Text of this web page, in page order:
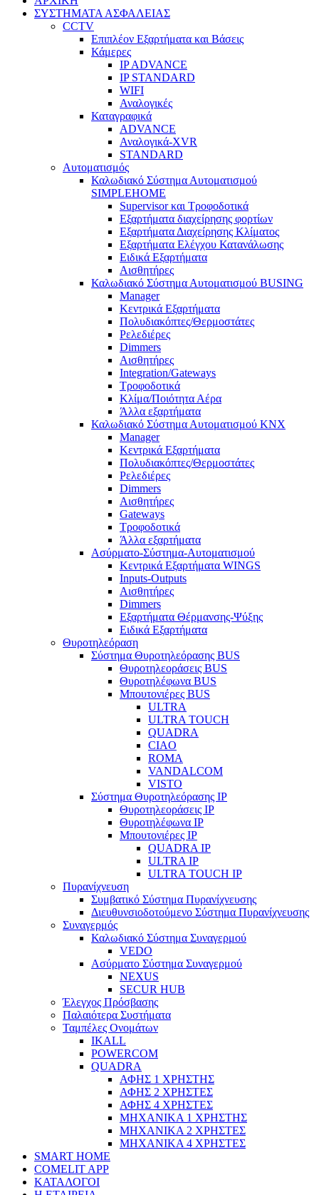
ΣΥΣΤΗΜΑΤΑ ΑΣΦΑΛΕΙΑΣ
CCTV
Επιπλέον Εξαρτήματα και Βάσεις
Κάμερες
IP ADVANCE
IP STANDARD
WIFI
Αναλογικές
Καταγραφικά
ADVANCE
Αναλογικά-XVR
STANDARD
Αυτοματισμός
Καλωδιακό Σύστημα Αυτοματισμού
SIMPLEHOME
Supervisor και Τροφοδοτικά
Εξαρτήματα διαχείρησης φορτίων
Εξαρτήματα Διαχείρησης Κλίματος
Εξαρτήματα Ελέγχου Κατανάλωσης
Ειδικά Εξαρτήματα
Αισθητήρες
Καλωδιακό Σύστημα Αυτοματισμού BUSING
Manager
Κεντρικά Εξαρτήματα
Πολυδιακόπτες/Θερμοστάτες
Ρελεδιέρες
Dimmers
Αισθητήρες
Integration/Gateways
Τροφοδοτικά
Κλίμα/Ποιότητα Αέρα
Άλλα εξαρτήματα
Καλωδιακό Σύστημα Αυτοματισμού KNX
Manager
Κεντρικά Εξαρτήματα
Πολυδιακόπτες/Θερμοστάτες
Ρελεδιέρες
Dimmers
Αισθητήρες
Gateways
Τροφοδοτικά
Άλλα εξαρτήματα
Ασύρματο-Σύστημα-Αυτοματισμού
Κεντρικά Εξαρτήματα WINGS
Inputs-Outputs
Αισθητήρες
Dimmers
Εξαρτήματα Θέρμανσης-Ψύξης
Ειδικά Εξαρτήματα
Θυροτηλεόραση
Σύστημα Θυροτηλεόρασης BUS
Θυροτηλεοράσεις BUS
Θυροτηλέφωνα BUS
Μπουτονιέρες BUS
ULTRA
ULTRA TOUCH
QUADRA
CIAO
ROMA
VANDALCOM
VISTO
Σύστημα Θυροτηλεόρασης IP
Θυροτηλεοράσεις IP
Θυροτηλέφωνα IP
Μπουτονιέρες IP
QUADRA IP
ULTRA IP
ULTRA TOUCH IP
Πυρανίχνευση
Συμβατικό Σύστημα Πυρανίχνευσης
Διευθυνσιοδοτούμενο Σύστημα Πυρανίχνευσης
Συναγερμός
Καλωδιακό Σύστημα Συναγερμού
VEDO
Ασύρματο Σύστημα Συναγερμού
NEXUS
SECUR HUB
Έλεγχος Πρόσβασης
Παλαιότερα Συστήματα
Ταμπέλες Ονομάτων
IKALL
POWERCOM
QUADRA
ΑΦΗΣ 1 ΧΡΗΣΤΗΣ
ΑΦΗΣ 2 ΧΡΗΣΤΕΣ
ΑΦΗΣ 4 ΧΡΗΣΤΕΣ
ΜΗΧΑΝΙΚΑ 1 ΧΡΗΣΤΗΣ
ΜΗΧΑΝΙΚΑ 2 ΧΡΗΣΤΕΣ
ΜΗΧΑΝΙΚΑ 4 ΧΡΗΣΤΕΣ
SMART HOME
COMELIT APP
ΚΑΤΑΛΟΓΟΙ